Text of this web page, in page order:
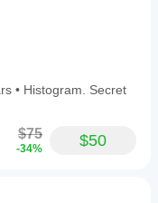
• Histogram. Secret
$75
-34% $50